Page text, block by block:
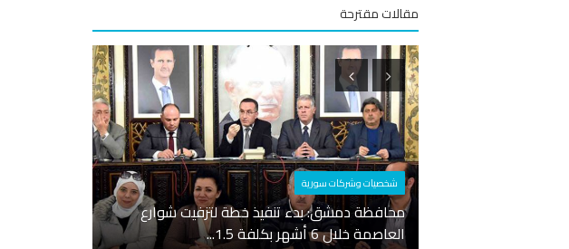
مقالات مقترحة
اقتصاد واستثمار
الصحة ترفع أسعار الأدوية .. تعرفوا على الأسعار
الجديدة